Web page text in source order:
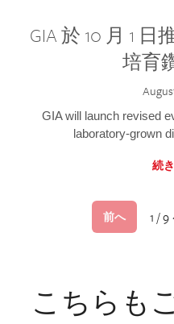
GIA 於 10 月 1
培育
GIA will launch revised
laboratory-grown
続
前へ 1 /
こちらも